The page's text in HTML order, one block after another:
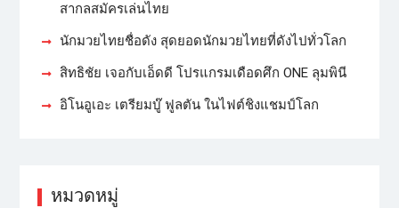
สากลสมัครเล่นไทย
นักมวยไทยชื่อดัง สุดยอดนักมวยไทยที่ดังไปทั่วโลก
สิทธิชัย เจอกับเอ็ดดี โปรแกรมเดือดศึก ONE ลุมพินี
อิโนอูเอะ เตรียมบู๊ ฟูลตัน ในไฟต์ชิงแชมป์โลก
หมวดหมู่